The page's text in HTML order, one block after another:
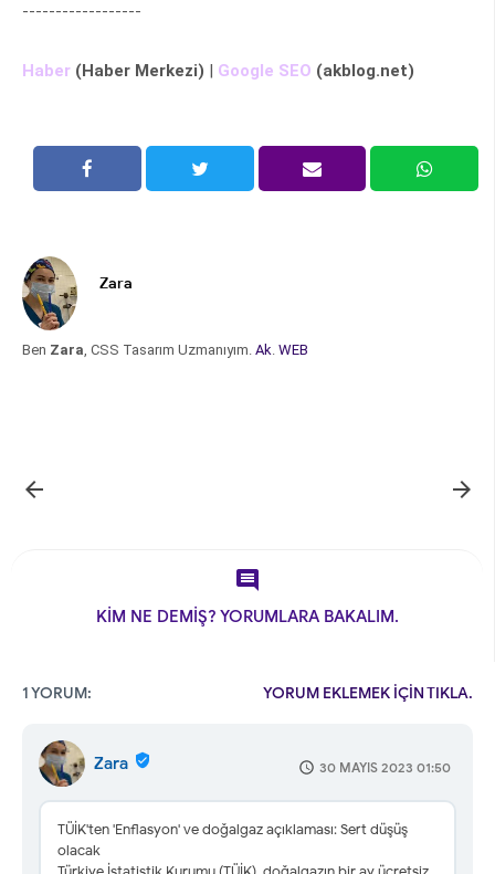
------------------
Haber (Haber Merkezi) | Google SEO (akblog.net)
Zara
Ben Zara, CSS Tasarım Uzmanıyım. Ak. WEB
 

KİM NE DEMİŞ? YORUMLARA BAKALIM.
YORUM EKLEMEK İÇİN TIKLA.
1 YORUM:
Zara 30 MAYIS 2023 01:50
TÜİK'ten 'Enflasyon' ve doğalgaz açıklaması: Sert düşüş
olacak